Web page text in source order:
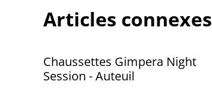
Articles connexes
Chaussettes Gimpera Night
Session - Auteuil